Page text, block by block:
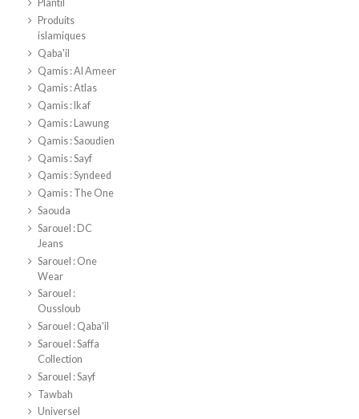
Plantil
Produits
islamiques
Qaba'il
Qamis : Al Ameer
Qamis : Atlas
Qamis : Ikaf
Qamis : Lawung
Qamis : Saoudien
Qamis : Sayf
Qamis : Syndeed
Qamis : The One
Saouda
Sarouel : DC
Jeans
Sarouel : One
Wear
Sarouel :
Oussloub
Sarouel : Qaba'il
Sarouel : Saffa
Collection
Sarouel : Sayf
Tawbah
Universel